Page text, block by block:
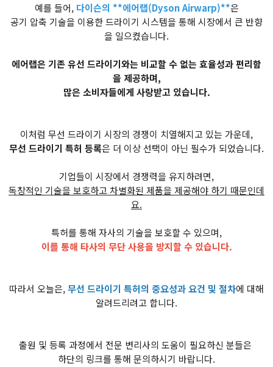
예를 들어, 다이슨의 **에어랩(Dyson Airwarp)**은
공기 압축 기술을 이용한 드라이기 시스템을 통해 시장에서 큰 반향
을 일으켰습니다.
에어랩은 기존 유선 드라이기와는 비교할 수 없는 효율성과 편리함
을 제공하며,
많은 소비자들에게 사랑받고 있습니다.
이처럼 무선 드라이기 시장의 경쟁이 치열해지고 있는 가운데,
무선 드라이기 특허 등록은 더 이상 선택이 아닌 필수가 되었습니다.
기업들이 시장에서 경쟁력을 유지하려면,
독창적인 기술을 보호하고 차별화된 제품을 제공해야 하기 때문인데
요.
특허를 통해 자사의 기술을 보호할 수 있으며,
이를 통해 타사의 무단 사용을 방지할 수 있습니다.
따라서 오늘은,무선 드라이기 특허의 중요성과 요건 및 절차에 대해
알려드리려고 합니다.
출원 및 등록 과정에서 전문 변리사의 도움이 필요하신 분들은
하단의 링크를 통해 문의하시기 바랍니다.